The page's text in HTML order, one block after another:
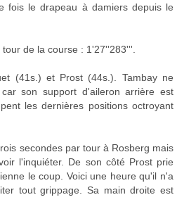
fois le drapeau à damiers depuis le
de la course : 1'27''283'''.
(41s.) et Prost (44s.). Tambay ne
son support d'aileron arrière est
les dernières positions octroyant
secondes par tour à Rosberg mais
l'inquiéter. De son côté Prost prie
le coup. Voici une heure qu'il n'a
tout grippage. Sa main droite est